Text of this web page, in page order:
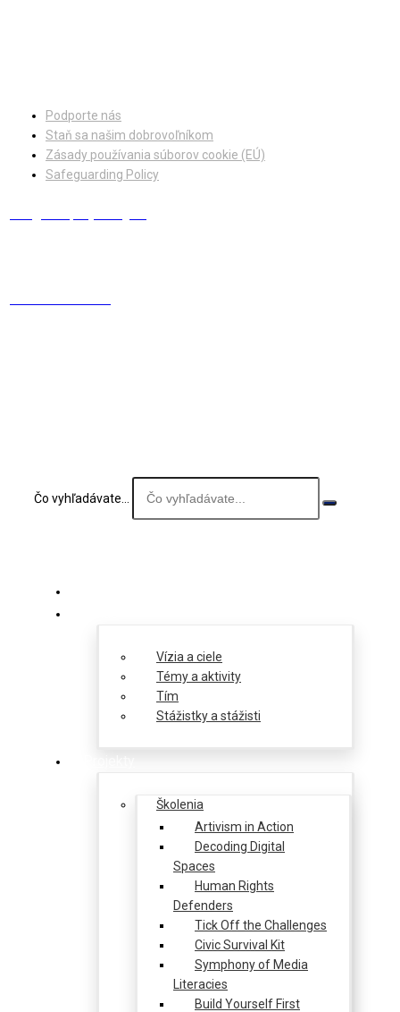
Podporte nás
Staň sa našim dobrovoľníkom
Zásady používania súborov cookie (EÚ)
Safeguarding Policy
Čo vyhľadávate...
Vízia a ciele
Témy a aktivity
Tím
Stážistky a stážisti
Školenia
Artivism in Action
Decoding Digital
Spaces
Human Rights
Defenders
Tick Off the Challenges
Civic Survival Kit
Symphony of Media
Literacies
Build Yourself First